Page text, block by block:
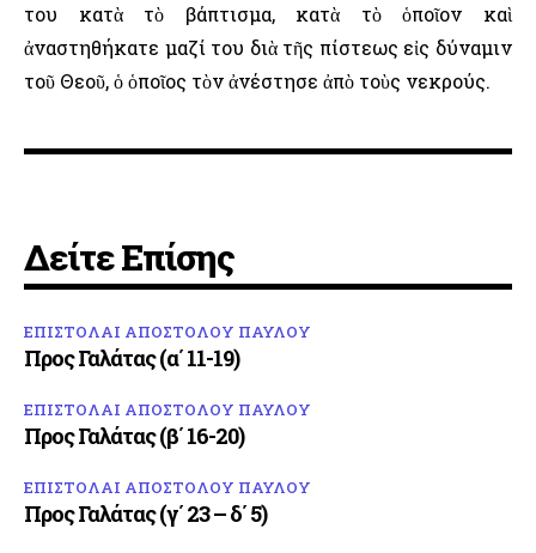
του κατὰ τὸ βάπτισμα, κατὰ τὸ ὁποῖον καὶ
ἀναστηθήκατε μαζί του διὰ τῆς πίστεως εἰς δύναμιν
τοῦ Θεοῦ, ὁ ὁποῖος τὸν ἀνέστησε ἀπὸ τοὺς νεκρούς.
Δείτε Επίσης
ΕΠΙΣΤΟΛΑΙ ΑΠΟΣΤΟΛΟΥ ΠΑΥΛΟΥ
Προς Γαλάτας (α΄ 11-19)
ΕΠΙΣΤΟΛΑΙ ΑΠΟΣΤΟΛΟΥ ΠΑΥΛΟΥ
Προς Γαλάτας (β΄ 16-20)
ΕΠΙΣΤΟΛΑΙ ΑΠΟΣΤΟΛΟΥ ΠΑΥΛΟΥ
Προς Γαλάτας (γ΄ 23 – δ΄ 5)